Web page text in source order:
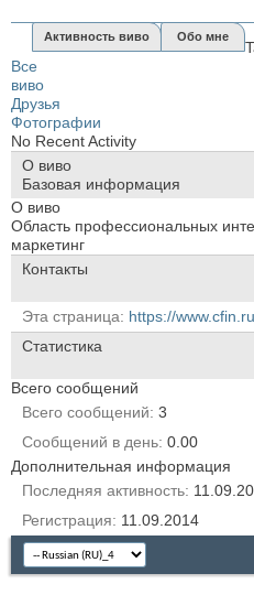
Активность виво Обо мне
Все
виво
Друзья
Фотографии
No Recent Activity
О виво
Базовая информация
О виво
Область профессиональных
маркетинг
Контакты
Эта страница
https://
Статистика
Всего сообщений
Всего сообщений 3
Сообщений в день 0.00
Дополнительная информация
Последняя активность
Регистрация
11.09.2014